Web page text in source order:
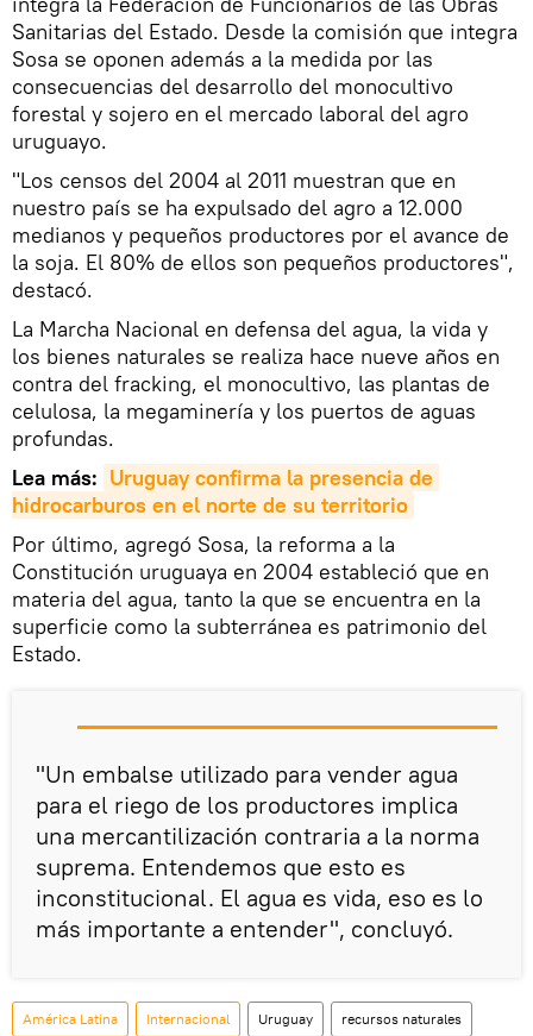
Sanitarias del Estado. Desde la comisión que integra
Sosa se oponen además a la medida por las
consecuencias del desarrollo del monocultivo
forestal y sojero en el mercado laboral del agro
uruguayo.
"Los censos del 2004 al 2011 muestran que en
nuestro país se ha expulsado del agro a 12.000
medianos y pequeños productores por el avance de
la soja. El 80% de ellos son pequeños productores",
destacó.
La Marcha Nacional en defensa del agua, la vida y
los bienes naturales se realiza hace nueve años en
contra del fracking, el monocultivo, las plantas de
celulosa, la megaminería y los puertos de aguas
profundas.
Lea más: Uruguay confirma la presencia de
hidrocarburos en el norte de su territorio
Por último, agregó Sosa, la reforma a la
Constitución uruguaya en 2004 estableció que en
materia del agua, tanto la que se encuentra en la
superficie como la subterránea es patrimonio del
Estado.
"Un embalse utilizado para vender agua
para el riego de los productores implica
una mercantilización contraria a la norma
suprema. Entendemos que esto es
inconstitucional. El agua es vida, eso es lo
más importante a entender", concluyó.
América Latina Internacional Uruguay recursos naturales